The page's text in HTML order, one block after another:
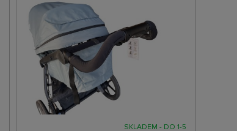
SKLADEM - DO 1-5